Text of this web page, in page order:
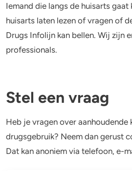
Iemand die langs de huisarts gaat
huisarts laten lezen of vragen of
Drugs Infolijn kan bellen. Wij zijn
professionals.
Stel een vraag
Heb je vragen over aanhoudende
drugsgebruik? Neem dan gerust
Dat kan anoniem via telefoon, e-